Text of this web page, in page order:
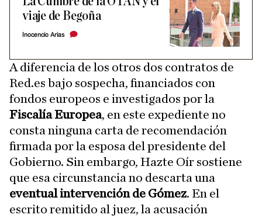
viaje de Begoña
Inocencio Arias
A diferencia de los otros dos contratos de
Red.es bajo sospecha, financiados con
fondos europeos e investigados por la
Fiscalía Europea, en este expediente no
consta ninguna carta de recomendación
firmada por la esposa del presidente del
Gobierno. Sin embargo, Hazte Oír sostiene
que esa circunstancia no descarta una
eventual intervención de Gómez. En el
escrito remitido al juez, la acusación